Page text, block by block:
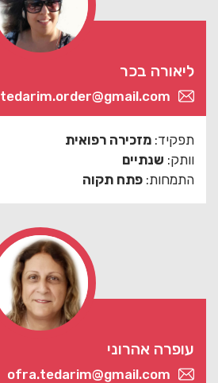
ליאורה בכר
tedarim.order@gmail.com
תפקיד: מזכירה רפואית
וותק: שנתיים
התמחות: פתח תקוה
עופרה אהרוני
ofra.tedarim@gmail.com